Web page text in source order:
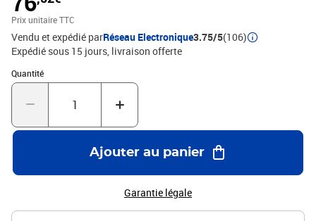
Prix unitaire TTC
Vendu et expédié parRéseau Electronique3.75/5(106)
Expédié sous 15 jours livraison offerte
Quantité
Quantité : 1
Ajouter au panier
Garantie légale